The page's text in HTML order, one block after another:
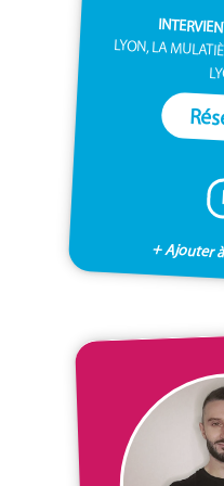
LYON, LA
I
+ Ajouter